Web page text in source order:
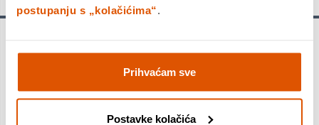
postupanju s „kolačićima“.
Prihvaćam sve
Postavke kolačića
pumpanje i čiste i prljave vode. Tri izmjenjiva priključka
omogućuju odabir promjera protoka. Primjena: Za uklanjanje
vode uslijed poplave ili curenja, za odvod vode iz bunara i
bazena te za odvodnju kućnih otpadnih voda.